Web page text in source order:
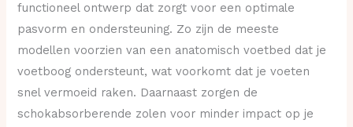
functioneel ontwerp dat zorgt voor een optimale
pasvorm en ondersteuning. Zo zijn de meeste
modellen voorzien van een anatomisch voetbed dat je
voetboog ondersteunt, wat voorkomt dat je voeten
snel vermoeid raken. Daarnaast zorgen de
schokabsorberende zolen voor minder impact op je